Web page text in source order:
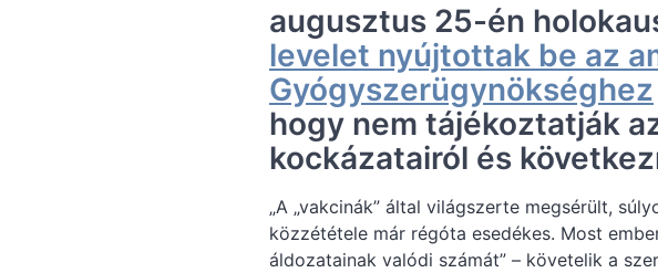
augusztus 25-én
levelet nyújtottak be az
Gyógyszerügynökséghez
hogy nem tájékoztatják
kockázatairól és
„A „vakcinák” által világszerte megsérült,
közzététele már régóta esedékes. Most
áldozatainak valódi számát” – követelik a